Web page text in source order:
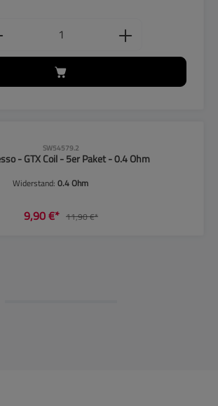
Anzahl: Gib den
SW54579.2
- GTX Coil - 5er Paket - 0.4 Ohm
Widerstand: 0.4 Ohm
9,90 €* 11,90 €*